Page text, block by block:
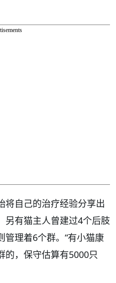
将自己的治疗经验分享出
另有猫主人曾建过4个后肢
管理着6个群。“有小猫康
的，保守估算有5000只